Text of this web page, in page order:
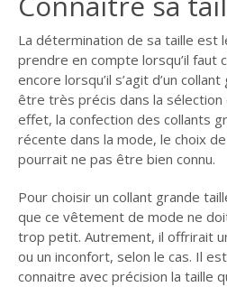
La détermination de sa taille est
prendre en compte lorsqu’il faut
encore lorsqu’il s’agit d’un
être très précis dans la sélection
effet, la confection des collants
récente dans la mode, le choix
pourrait ne pas être bien connu.
Pour choisir un collant grande
que ce vêtement de mode ne
trop petit. Autrement, il offrirait
ou un inconfort, selon le cas. Il
connaitre avec précision la taille